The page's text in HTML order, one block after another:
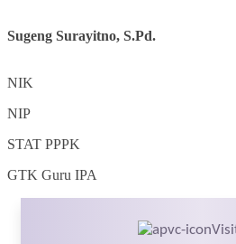
Sugeng Surayitno, S.Pd.
NIK
NIP
STAT PPPK
GTK Guru IPA